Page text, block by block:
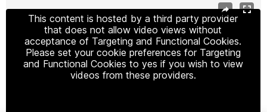
This content is hosted by a third party provider
that does not allow video views without
acceptance of Targeting and Functional Cookies.
Please set your cookie preferences for Targeting
and Functional Cookies to yes if you wish to view
videos from these providers.